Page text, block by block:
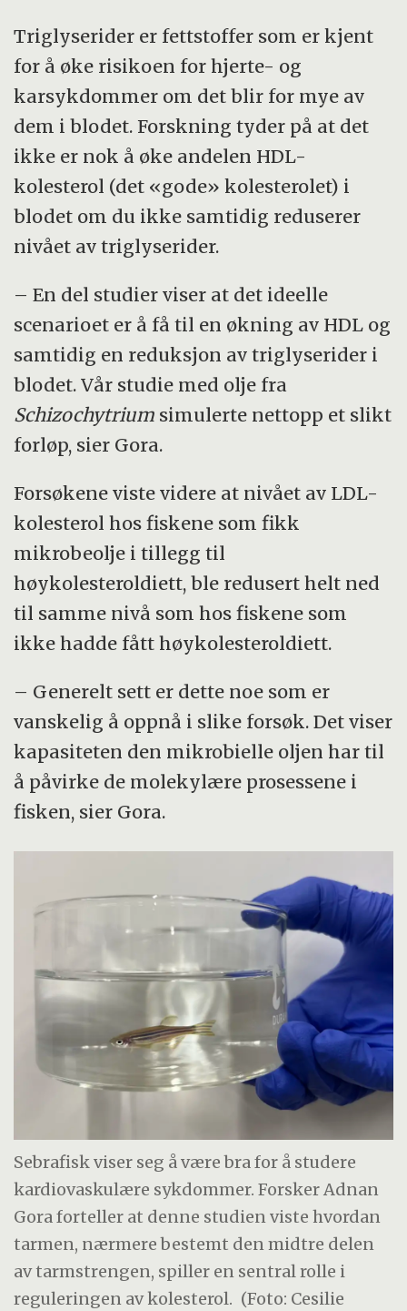
Triglyserider er fettstoffer som er kjent
for å øke risikoen for hjerte- og
karsykdommer om det blir for mye av
dem i blodet. Forskning tyder på at det
ikke er nok å øke andelen HDL-
kolesterol (det «gode» kolesterolet) i
blodet om du ikke samtidig reduserer
nivået av triglyserider.
– En del studier viser at det ideelle
scenarioet er å få til en økning av HDL og
samtidig en reduksjon av triglyserider i
blodet. Vår studie med olje fra
Schizochytrium simulerte nettopp et slikt
forløp, sier Gora.
Forsøkene viste videre at nivået av LDL-
kolesterol hos fiskene som fikk
mikrobeolje i tillegg til
høykolesteroldiett, ble redusert helt ned
til samme nivå som hos fiskene som
ikke hadde fått høykolesteroldiett.
– Generelt sett er dette noe som er
vanskelig å oppnå i slike forsøk. Det viser
kapasiteten den mikrobielle oljen har til
å påvirke de molekylære prosessene i
fisken, sier Gora.
Sebrafisk viser seg å være bra for å studere
kardiovaskulære sykdommer. Forsker Adnan
Gora forteller at denne studien viste hvordan
tarmen, nærmere bestemt den midtre delen
av tarmstrengen, spiller en sentral rolle i
reguleringen av kolesterol. (Foto: Cesilie